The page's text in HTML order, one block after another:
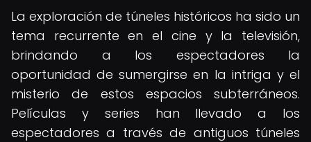
La exploración de túneles históricos ha sido un
tema recurrente en el cine y la televisión,
brindando a los espectadores la
oportunidad de sumergirse en la intriga y el
misterio de estos espacios subterráneos.
Películas y series han llevado a los
espectadores a través de antiguos túneles